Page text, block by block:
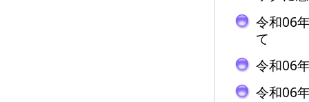
令和06
て
令和06
令和06